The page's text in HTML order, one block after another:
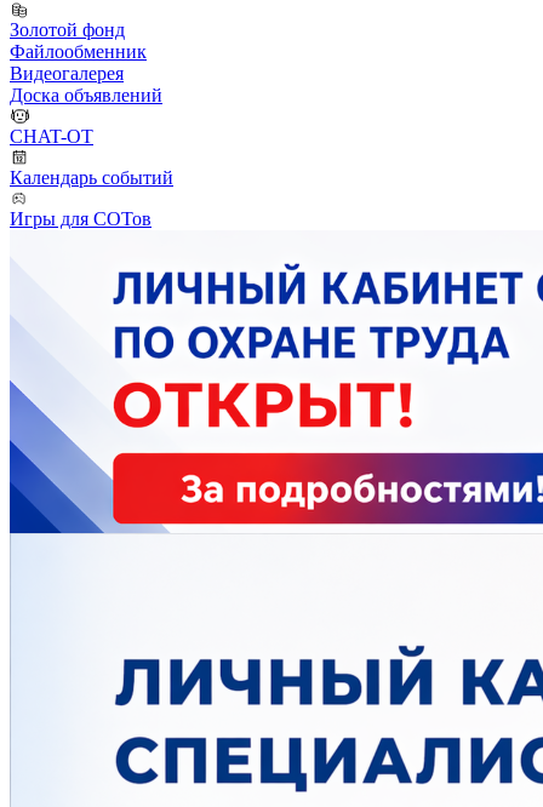
Золотой фонд
Файлообменник
Видеогалерея
Доска объявлений
CHAT-OT
Календарь событий
Игры для СОТов